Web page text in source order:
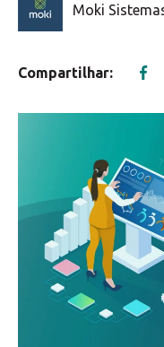
Moki
Compartilhar: